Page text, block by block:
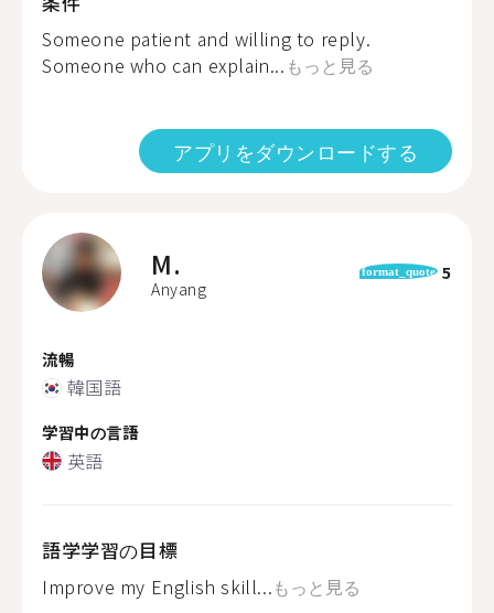
Someone patient and willing to reply.
Someone who can explain... もっと見る
アプリをダウンロードする
M.
Anyang
format_quote 5
流暢
韓国語
学習中の言語
英語
語学学習の目標
Improve my English skill...もっと見る